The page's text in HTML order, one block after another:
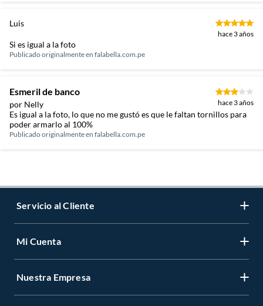
Luis
hace 3 años
Si es igual a la foto
Publicado originalmente en falabella.com.pe
Esmeril de banco
por Nelly hace 3 años
Es igual a la foto, lo que no me gustó es que le faltan tornillos para
poder armarlo al 100%
Publicado originalmente en falabella.com.pe
Servicio al Cliente
Contáctanos
Mi Cuenta
Registrate
Nuestra Empresa